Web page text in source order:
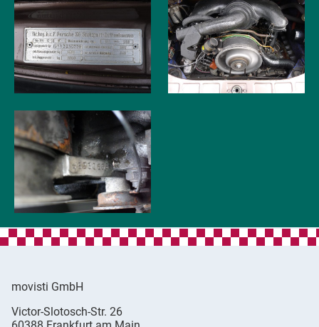
movisti GmbH
classic
Victor-Slotosch-Str. 26